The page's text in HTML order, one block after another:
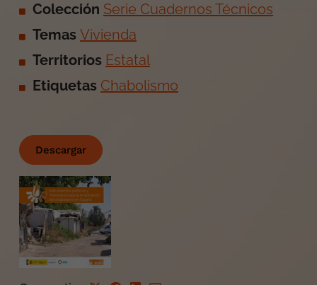
Colección Serie Cuadernos Técnicos
Temas Vivienda
Territorios Estatal
Etiquetas Chabolismo
Descargar